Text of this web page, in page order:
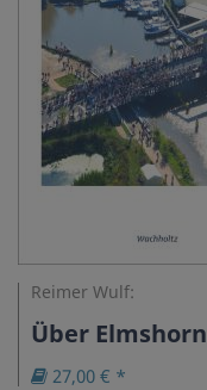
Reimer Wulf:
Über Elmshorn
27,00 € *